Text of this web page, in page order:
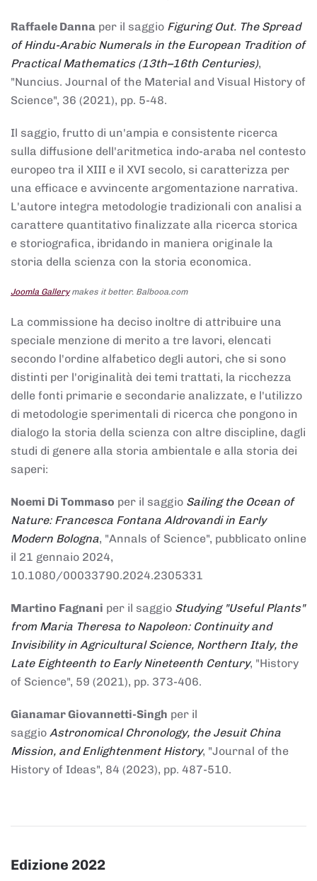
Raffaele Danna per il saggio Figuring Out. The Spread
of Hindu-Arabic Numerals in the European Tradition of
Practical Mathematics (13th–16th Centuries),
"Nuncius. Journal of the Material and Visual History of
Science", 36 (2021), pp. 5-48.
Il saggio, frutto di un'ampia e consistente ricerca
sulla diffusione dell'aritmetica indo-araba nel contesto
europeo tra il XIII e il XVI secolo, si caratterizza per
una efficace e avvincente argomentazione narrativa.
L'autore integra metodologie tradizionali con analisi a
carattere quantitativo finalizzate alla ricerca storica
e storiografica, ibridando in maniera originale la
storia della scienza con la storia economica.
Joomla Gallerymakes it better. Balbooa.com
La commissione ha deciso inoltre di attribuire una
speciale menzione di merito a tre lavori, elencati
secondo l'ordine alfabetico degli autori, che si sono
distinti per l'originalità dei temi trattati, la ricchezza
delle fonti primarie e secondarie analizzate, e l'utilizzo
di metodologie sperimentali di ricerca che pongono in
dialogo la storia della scienza con altre discipline, dagli
studi di genere alla storia ambientale e alla storia dei
saperi:
Noemi Di Tommaso per il saggio Sailing the Ocean of
Nature: Francesca Fontana Aldrovandi in Early
Modern Bologna, "Annals of Science", pubblicato online
il 21 gennaio 2024,
10.1080/00033790.2024.2305331
Martino Fagnani per il saggio Studying "Useful Plants"
from Maria Theresa to Napoleon: Continuity and
Invisibility in Agricultural Science, Northern Italy, the
Late Eighteenth to Early Nineteenth Century, "History
of Science", 59 (2021), pp. 373-406.
Gianamar Giovannetti-Singh per il
saggio Astronomical Chronology, the Jesuit China
Mission, and Enlightenment History, "Journal of the
History of Ideas", 84 (2023), pp. 487-510.
Edizione 2022